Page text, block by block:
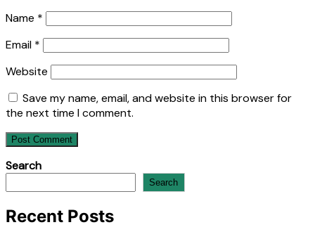
Name *
Email *
Website
Save my name, email, and website in this browser for
the next time I comment.
Search
Search
Recent Posts